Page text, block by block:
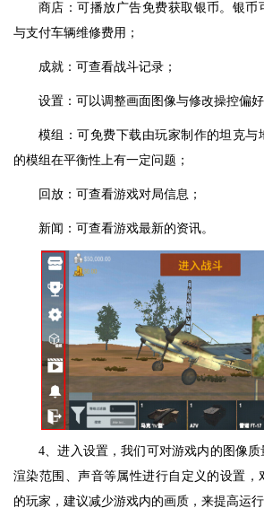
商店：可播放广告免费获取银币。银币
与支付车辆维修费用；
成就：可查看战斗记录；
设置：可以调整画面图像与修改操控偏好
模组：可免费下载由玩家制作的坦克与
的模组在平衡性上有一定问题；
回放：可查看游戏对局信息；
新闻：可查看游戏最新的资讯。
4、进入设置，我们可对游戏内的图像质
渲染范围、声音等属性进行自定义的设置，
的玩家，建议减少游戏内的画质，来提高运行